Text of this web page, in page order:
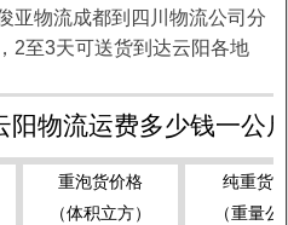
亚物流成都到四川物流公司分
2至3天可送货到达云阳各地
阳物流运费多少钱一公
重泡货价格
（体积立方）
纯重货
（重量公